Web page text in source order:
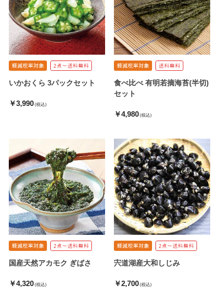
いかおくら 3パックセット
￥3,990 (税込)
食べ比べ 有明若摘海苔(半切)
セット
￥4,980 (税込)
国産天然アカモク ぎばさ
￥4,320 (税込)
宍道湖産大和しじみ
￥2,700 (税込)